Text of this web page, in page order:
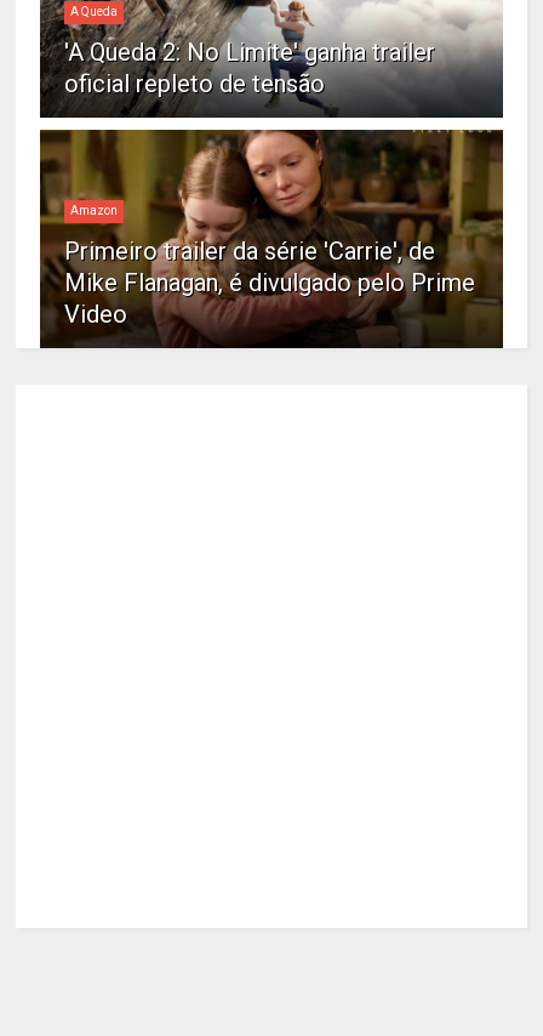
A Queda
'A Queda 2: No Limite' ganha trailer
oficial repleto de tensão
Amazon
Primeiro trailer da série 'Carrie', de
Mike Flanagan, é divulgado pelo Prime
Video